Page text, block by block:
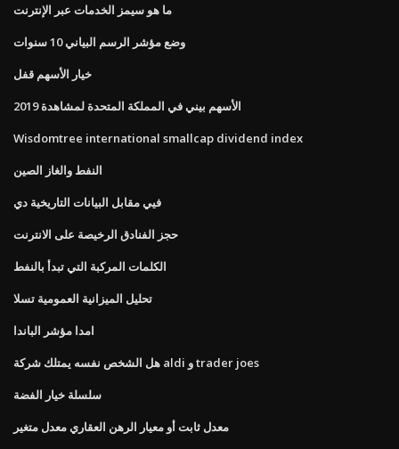
ما هو سيمز الخدمات عبر الإنترنت
وضع مؤشر الرسم البياني 10 سنوات
خيار الأسهم قفل
الأسهم بيني في المملكة المتحدة لمشاهدة 2019
Wisdomtree international smallcap dividend index
النفط والغاز الصين
فيي مقابل البيانات التاريخية دي
حجز الفنادق الرخيصة على الانترنت
الكلمات المركبة التي تبدأ بالنفط
تحليل الميزانية العمومية تسلا
امدا مؤشر الباندا
هل الشخص نفسه يمتلك شركة aldi و trader joes
سلسلة خيار الفضة
معدل ثابت أو معيار الرهن العقاري معدل متغير